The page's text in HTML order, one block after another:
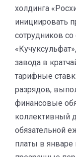
холдинга
инициировать
сотрудников
завода в
тарифные
разрядов,
финансовые
коллективный
обязательной
платы в январе